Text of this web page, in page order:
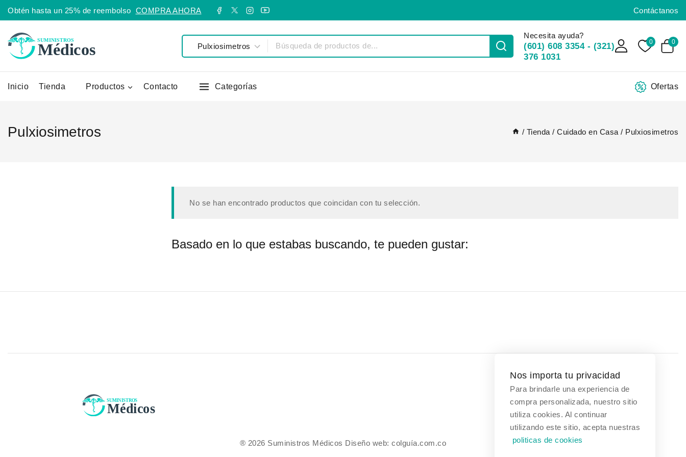
Obtén hasta un 25% de reembolso COMPRA AHORA Contáctanos
Necesita ayuda?
(601) 608 3354 - (321)
376 1031
0 0
Inicio Tienda Productos Contacto Categorías Ofertas
/ Tienda / Cuidado en Casa / Pulxiosimetros
Pulxiosimetros
No se han encontrado productos que coincidan con tu selección.
Basado en lo que estabas buscando, te pueden gustar:
® 2026 Suministros Médicos Diseño web:colguía.com.co
Contáctanos
(601) 608 3354
Nos importa tu privacidad
Para brindarle una experiencia de
compra personalizada, nuestro sitio
utiliza cookies. Al continuar
utilizando este sitio, acepta nuestras
politicas de cookies